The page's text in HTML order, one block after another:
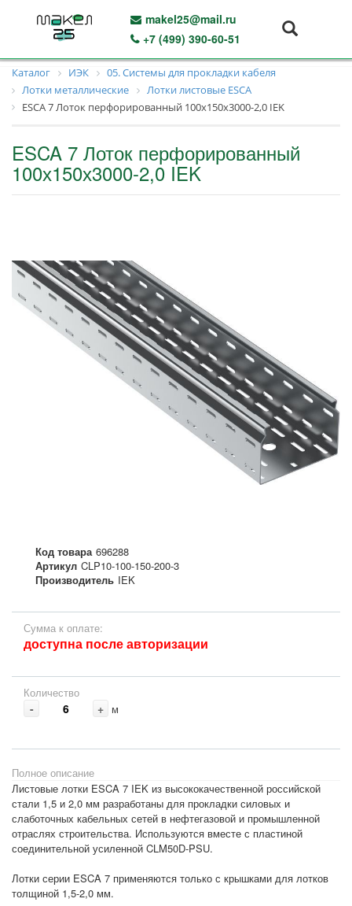
makel25@mail.ru
+7 (499) 390-60-51
Каталог ИЭК
05. Системы для прокладки кабеля
Лотки металлические
Лотки листовые ESCA
ESCA 7 Лоток перфорированный 100х150х3000-2,0 IEK
ESCA 7 Лоток перфорированный
100х150х3000-2,0 IEK
Код товара 696288
Артикул CLP10-100-150-200-3
Производитель IEK
Сумма к оплате:
доступна после авторизации
Количество
- + м
Полное описание
Листовые лотки ESCA 7 IEK из высококачественной российской
стали 1,5 и 2,0 мм разработаны для прокладки силовых и
слаботочных кабельных сетей в нефтегазовой и промышленной
отраслях строительства. Используются вместе с пластиной
соединительной усиленной CLM50D-PSU.
Лотки серии ESCA 7 применяются только с крышками для лотков
толщиной 1,5-2,0 мм.